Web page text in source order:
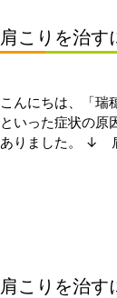
肩こりを治す
こんにちは、「瑞
といった症状の原
ありました。 ↓
肩こりを治す